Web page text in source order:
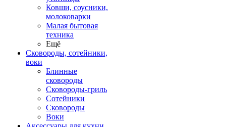
Ковши, соусники,
молоковарки
Малая бытовая
техника
Ещё
Сковороды, сотейники,
воки
Блинные
сковороды
Сковороды-гриль
Сотейники
Сковороды
Воки